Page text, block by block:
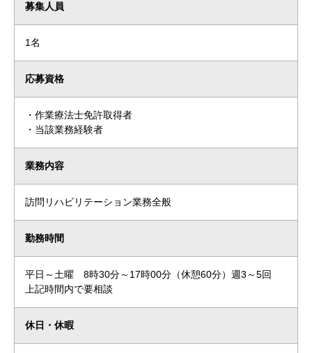
募集人員
1名
応募資格
・作業療法士免許取得者
・当該業務経験者
業務内容
訪問リハビリテーション業務全般
勤務時間
平日～土曜 8時30分～17時00分（休憩60分）週3～5回
上記時間内で要相談
休日・休暇